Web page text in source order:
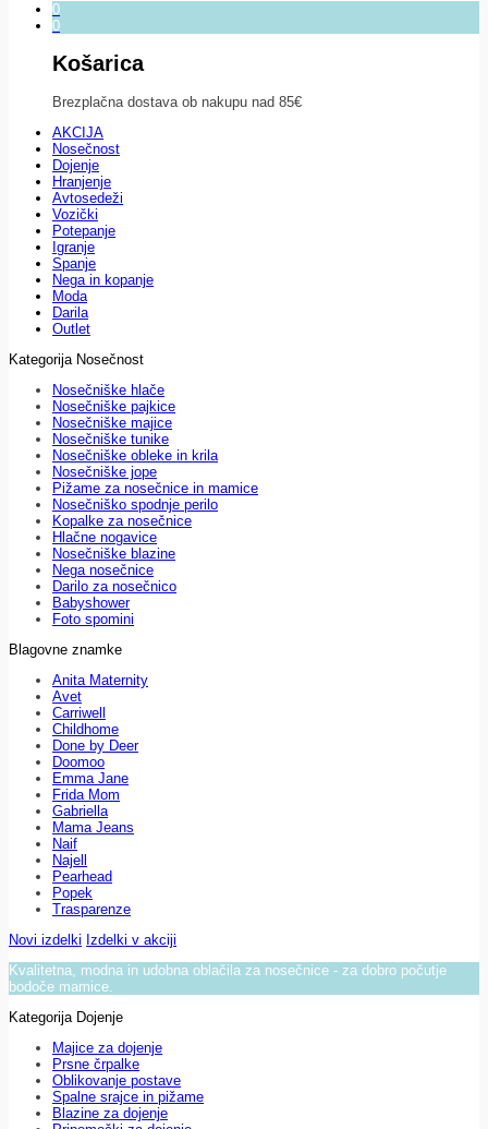
0
0
Košarica
Brezplačna dostava ob nakupu nad 85€
AKCIJA
Nosečnost
Dojenje
Hranjenje
Avtosedeži
Vozički
Potepanje
Igranje
Spanje
Nega in kopanje
Moda
Darila
Outlet
Kategorija Nosečnost
Nosečniške hlače
Nosečniške pajkice
Nosečniške majice
Nosečniške tunike
Nosečniške obleke in krila
Nosečniške jope
Pižame za nosečnice in mamice
Nosečniško spodnje perilo
Kopalke za nosečnice
Hlačne nogavice
Nosečniške blazine
Nega nosečnice
Darilo za nosečnico
Babyshower
Foto spomini
Blagovne znamke
Anita Maternity
Avet
Carriwell
Childhome
Done by Deer
Doomoo
Emma Jane
Frida Mom
Gabriella
Mama Jeans
Naif
Najell
Pearhead
Popek
Trasparenze
Novi izdelki Izdelki v akciji
Kvalitetna, modna in udobna oblačila za nosečnice - za dobro počutje
bodoče mamice.
Kategorija Dojenje
Majice za dojenje
Prsne črpalke
Oblikovanje postave
Spalne srajce in pižame
Blazine za dojenje